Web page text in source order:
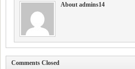
About admins14
Comments Closed